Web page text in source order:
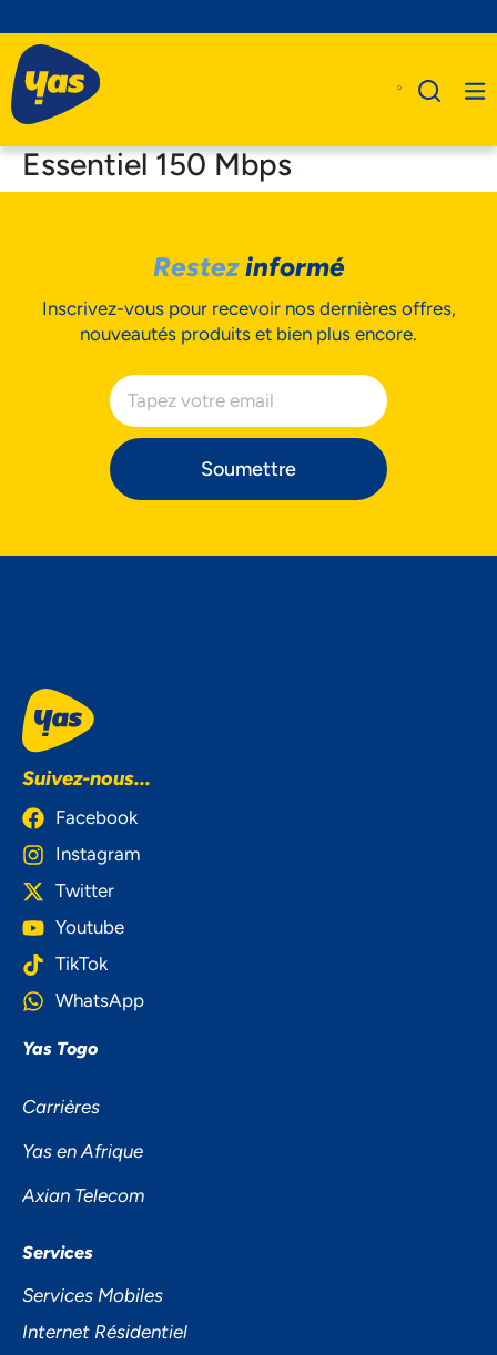
Business
Assistance
Essentiel 150 Mbps
Restezinformé
Inscrivez-vous pour recevoir nos dernières offres,
nouveautés produits et bien plus encore.
Soumettre
Suivez-nous...
Facebook
Instagram
Twitter
Youtube
TikTok
WhatsApp
Yas Togo
Carrières
Yas en Afrique
Axian Telecom
Services
Services Mobiles
Internet Résidentiel
NOUS ACCORDONS DE
L'IMPORTANCE À VOTRE VIE
PRIVÉE